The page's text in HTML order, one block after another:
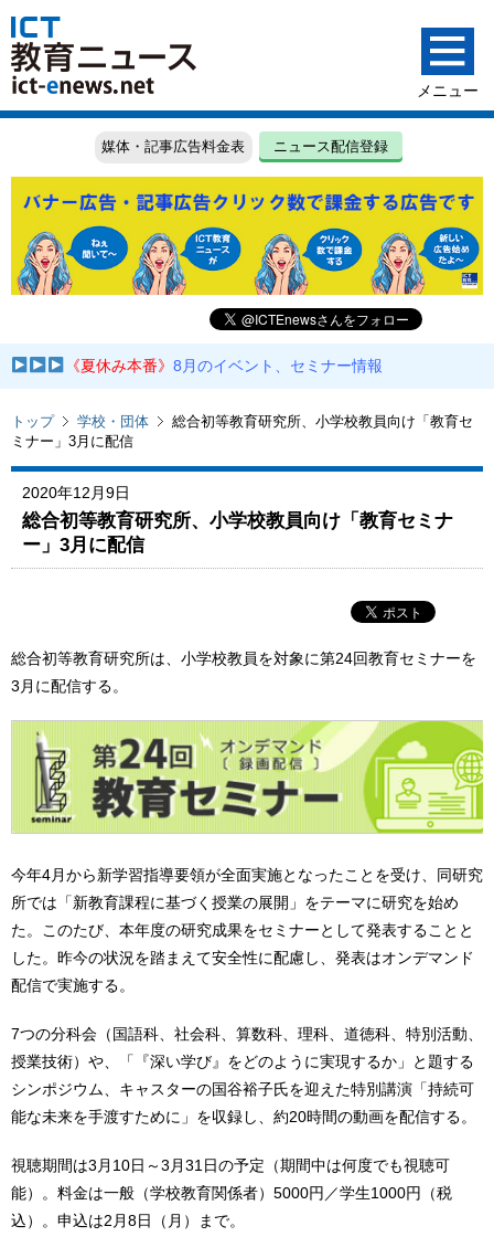
媒体・記事広告料金表 ニュース配信登録
《夏休み本番》8月のイベント、セミナー情報
トップ 学校・団体
総合初等教育研究所、小学校教員向け「教育セ
ミナー」3月に配信
2020年12月9日
総合初等教育研究所、小学校教員向け「教育セミナ
ー」3月に配信
総合初等教育研究所は、小学校教員を対象に第24回教育セミナーを
3月に配信する。
今年4月から新学習指導要領が全面実施となったことを受け、同研究
所では「新教育課程に基づく授業の展開」をテーマに研究を始め
た。このたび、本年度の研究成果をセミナーとして発表することと
した。昨今の状況を踏まえて安全性に配慮し、発表はオンデマンド
配信で実施する。
7つの分科会（国語科、社会科、算数科、理科、道徳科、特別活動、
授業技術）や、「『深い学び』をどのように実現するか」と題する
シンポジウム、キャスターの国谷裕子氏を迎えた特別講演「持続可
能な未来を手渡すために」を収録し、約20時間の動画を配信する。
視聴期間は3月10日～3月31日の予定（期間中は何度でも視聴可
能）。料金は一般（学校教育関係者）5000円／学生1000円（税
込）。申込は2月8日（月）まで。